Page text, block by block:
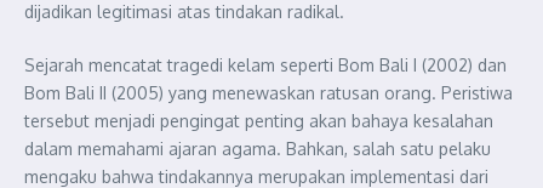
dijadikan legitimasi atas tindakan radikal.
Sejarah mencatat tragedi kelam seperti Bom Bali I (2002) dan
Bom Bali II (2005) yang menewaskan ratusan orang. Peristiwa
tersebut menjadi pengingat penting akan bahaya kesalahan
dalam memahami ajaran agama. Bahkan, salah satu pelaku
mengaku bahwa tindakannya merupakan implementasi dari